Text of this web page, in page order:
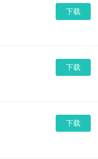
下载
下载
下载